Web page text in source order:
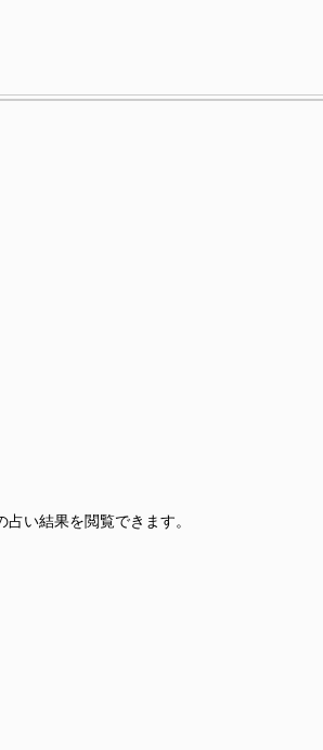
い結果を閲覧できます。